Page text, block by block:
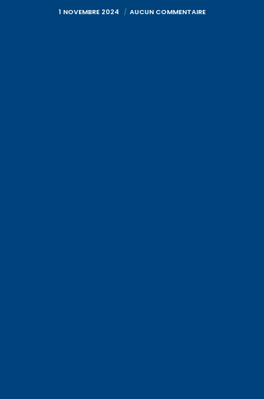
1 NOVEMBRE 2024 AUCUN COMMENTAIRE